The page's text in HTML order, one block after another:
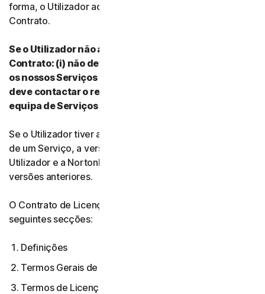
forma, o Utilizador aceita os termos e condições do
Contrato.
Se o Utilizador não aceitar os termos e condições do
Contrato: (i) não deve transferir, instalar ou utilizar
os nossos Serviços nem aceder aos mesmos e (ii)
deve contactar o respetivo Fornecedor ou a nossa
equipa de Serviços e Suporte para Clientes.
Se o Utilizador tiver aceite várias versões do Contrato
de um Serviço, a versão mais atual do Contrato entre o
Utilizador e a NortonLifeLock anula e substitui todas as
versões anteriores.
O Contrato de Licença e Serviços é composto pelas
seguintes secções:
Definições
Termos Gerais de Serviço
Termos de Licença de Software